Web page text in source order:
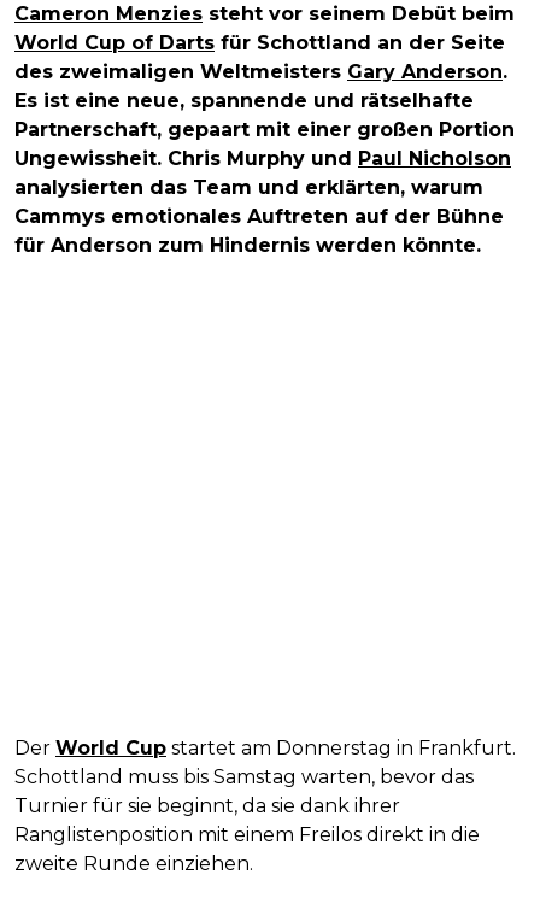
Cameron Menzies steht vor seinem Debüt beim
World Cup of Darts für Schottland an der Seite
des zweimaligen Weltmeisters Gary Anderson.
Es ist eine neue, spannende und rätselhafte
Partnerschaft, gepaart mit einer großen Portion
Ungewissheit. Chris Murphy und Paul Nicholson
analysierten das Team und erklärten, warum
Cammys emotionales Auftreten auf der Bühne
für Anderson zum Hindernis werden könnte.
Der World Cup startet am Donnerstag in Frankfurt.
Schottland muss bis Samstag warten, bevor das
Turnier für sie beginnt, da sie dank ihrer
Ranglistenposition mit einem Freilos direkt in die
zweite Runde einziehen.